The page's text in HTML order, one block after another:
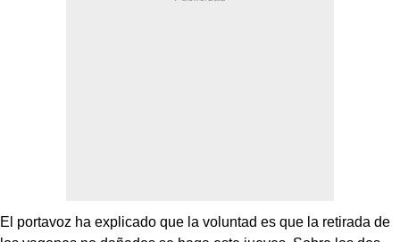
El portavoz ha explicado que la voluntad es que la retirada de